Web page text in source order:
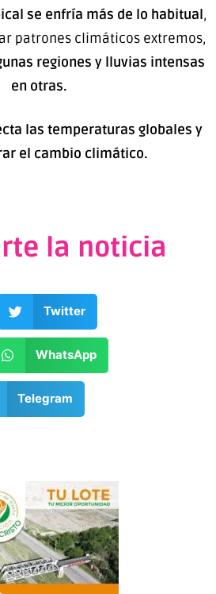
se enfría más de lo habitual,
patrones climáticos extremos,
regiones y lluvias intensas
en otras.
las temperaturas globales y
el cambio climático.
la noticia
Twitter
WhatsApp
Telegram